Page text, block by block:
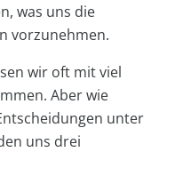
was uns die
vorzunehmen.
wir oft mit viel
Aber wie
unter
uns drei